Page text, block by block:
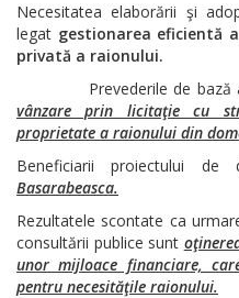
Necesitatea elaborării şi
legat gestionarea eficientă
privată a raionului.
Prevederile de bază
vânzare prin licitaţie cu
proprietate a raionului din
Beneficiarii proiectului de
Basarabeasca.
Rezultatele scontate ca
consultării publice sunt
unor mijloace financiare,
pentru necesităţile raionului.